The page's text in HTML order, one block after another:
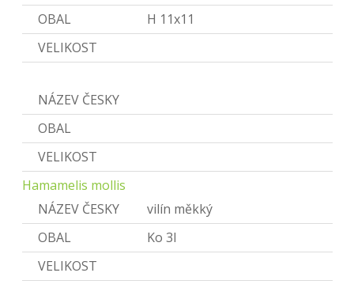
OBAL
H 11x11
VELIKOST
NÁZEV ČESKY
OBAL
VELIKOST
Hamamelis mollis
NÁZEV ČESKY
vilín měkký
OBAL
Ko 3l
VELIKOST